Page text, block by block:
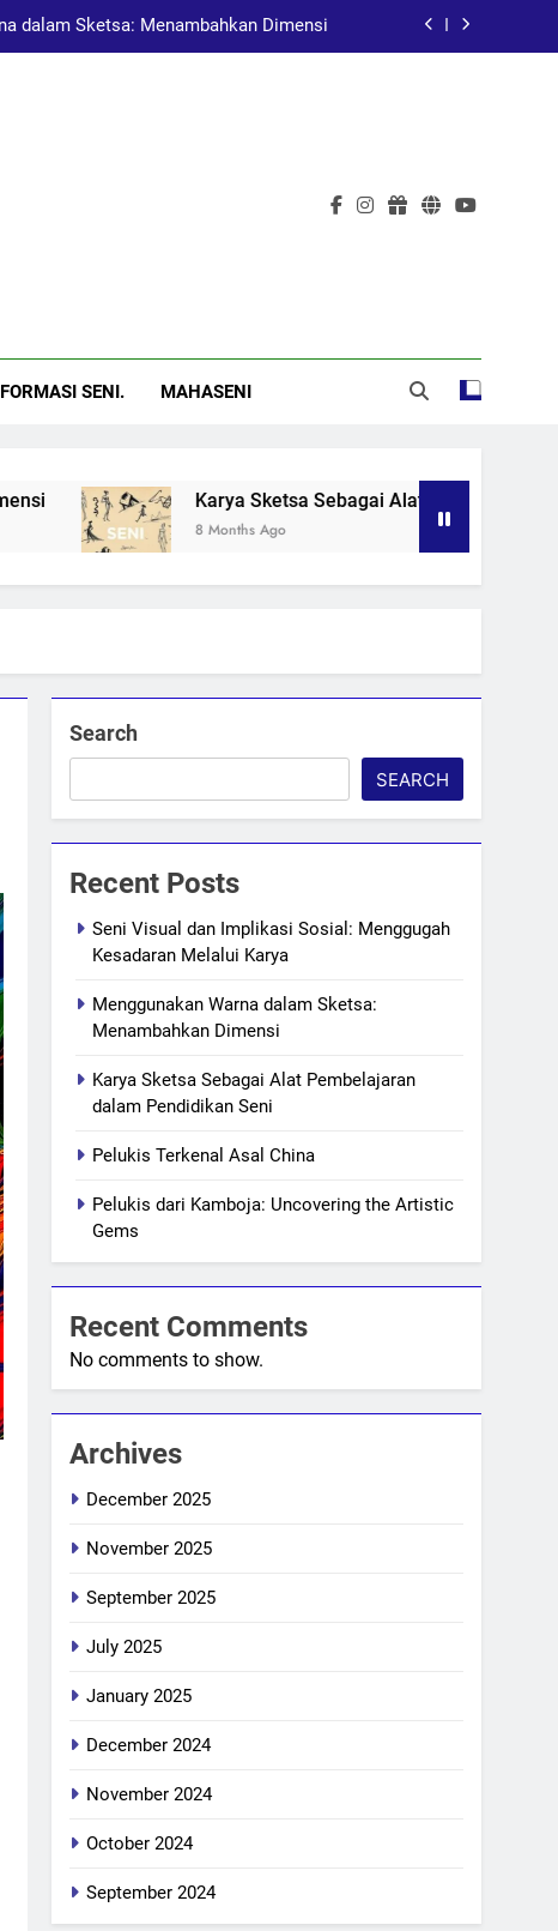
dalam Sketsa: Menambahkan Dimensi
Menggugah Kesadaran Melalui Karya
dalam Sketsa: Menambahkan Dimensi
Pembelajaran dalam Pendidikan Seni
SENI. MAHASENI
Karya Sketsa Sebagai Alat Pembelajaran dalam
8 Months Ago
Search
SEARCH
Recent Posts
Seni Visual dan Implikasi Sosial: Menggugah
Kesadaran Melalui Karya
Menggunakan Warna dalam Sketsa:
Menambahkan Dimensi
Karya Sketsa Sebagai Alat Pembelajaran
dalam Pendidikan Seni
Pelukis Terkenal Asal China
Pelukis dari Kamboja: Uncovering the Artistic
Gems
Recent Comments
No comments to show.
Archives
December 2025
November 2025
September 2025
July 2025
January 2025
December 2024
November 2024
October 2024
September 2024